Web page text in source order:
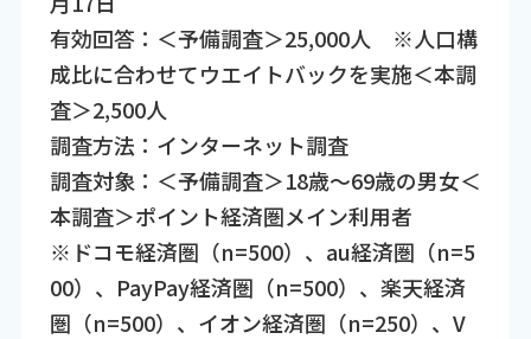
有効回答：＜予備調査＞25,000人 ※人口構
成比に合わせてウエイトバックを実施＜本調
査＞2,500人
調査方法：インターネット調査
調査対象：＜予備調査＞18歳～69歳の男女＜
本調査＞ポイント経済圏メイン利用者
※ドコモ経済圏（n=500）、au経済圏（n=5
00）、PayPay経済圏（n=500）、楽天経済
圏（n=500）、イオン経済圏（n=250）、V